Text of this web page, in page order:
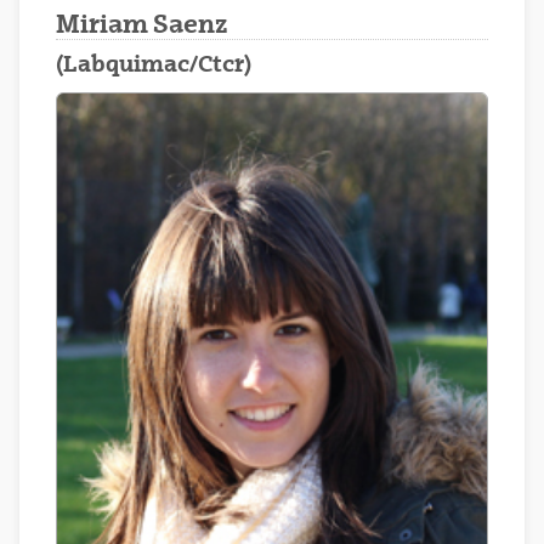
Miriam Saenz
(Labquimac/Ctcr)